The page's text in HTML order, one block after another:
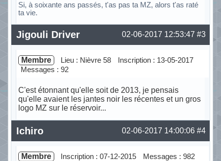
Si, à soixante ans passés, t'as pas ta MZ, alors t'as raté
ta vie.
Hors ligne #3
02-06-2017 12:53:47
Jigouli Driver
Membre Lieu : Nièvre 58
Inscription : 13-05-2017
Messages : 92
C'est étonnant qu'elle soit de 2013, je pensais
qu'elle avaient les jantes noir les récentes et un gros
logo MZ sur le réservoir...
Hors ligne #4
02-06-2017 14:00:06
Ichiro
Membre Inscription : 07-12-2015 Messages : 982